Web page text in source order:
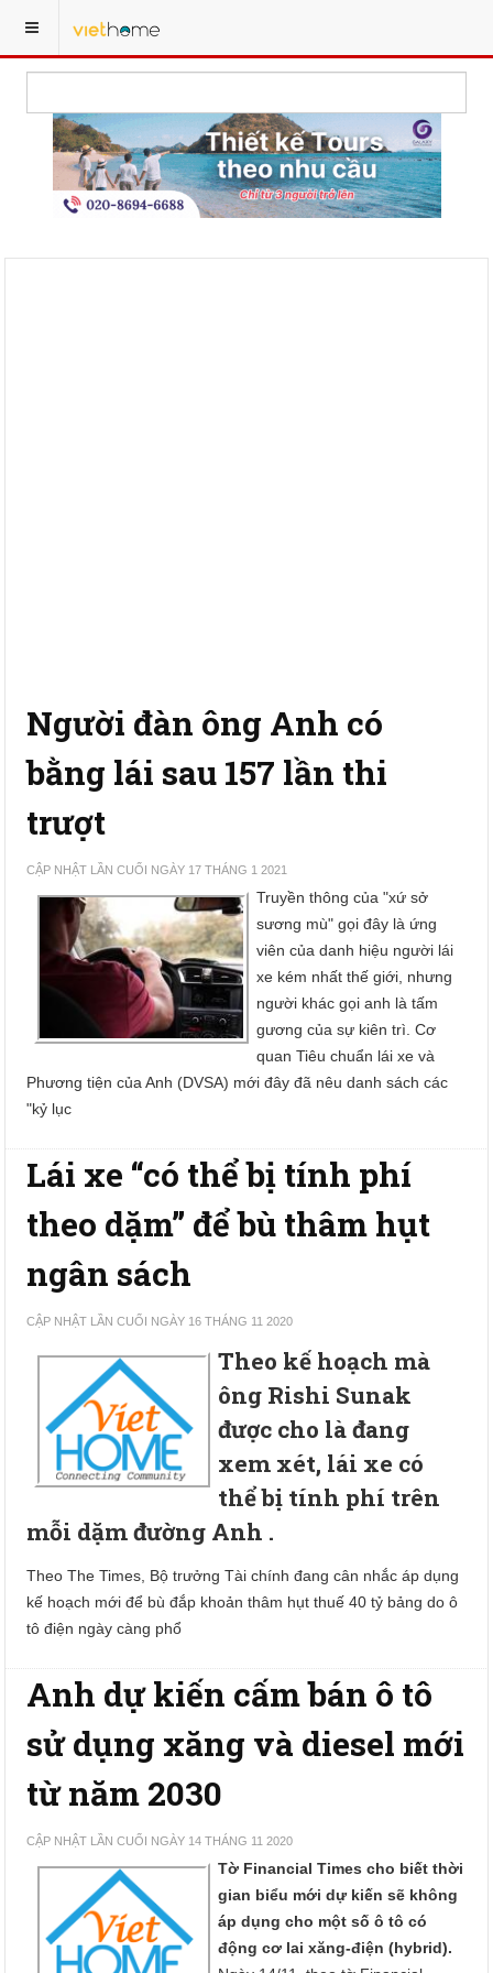
Người đàn ông Anh có
bằng lái sau 157 lần thi
trượt
CẬP NHẬT LẦN CUỐI NGÀY 17 THÁNG 1 2021
Truyền thông của "xứ sở
sương mù" gọi đây là ứng
viên của danh hiệu người lái
xe kém nhất thế giới, nhưng
người khác gọi anh là tấm
gương của sự kiên trì. Cơ
quan Tiêu chuẩn lái xe và
Phương tiện của Anh (DVSA) mới đây đã nêu danh sách các
"kỷ lục
Lái xe “có thể bị tính phí
theo dặm” để bù thâm hụt
ngân sách
CẬP NHẬT LẦN CUỐI NGÀY 16 THÁNG 11 2020
Theo kế hoạch mà
ông Rishi Sunak
được cho là đang
xem xét, lái xe có
thể bị tính phí trên
mỗi dặm đường Anh .
Theo The Times, Bộ trưởng Tài chính đang cân nhắc áp dụng
kế hoạch mới để bù đắp khoản thâm hụt thuế 40 ​​tỷ bảng do ô
tô điện ngày càng phổ
Anh dự kiến cấm bán ô tô
sử dụng xăng và diesel mới
từ năm 2030
CẬP NHẬT LẦN CUỐI NGÀY 14 THÁNG 11 2020
Tờ Financial Times cho biết thời
gian biểu mới dự kiến sẽ không
áp dụng cho một số ô tô có
động cơ lai xăng-điện (hybrid).